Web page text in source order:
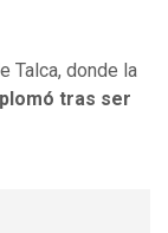
Talca, donde la
tras ser